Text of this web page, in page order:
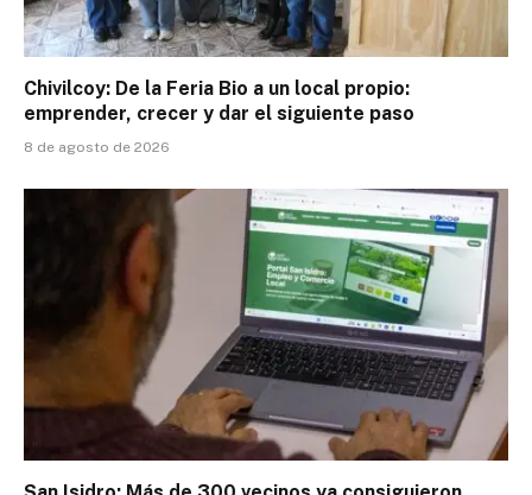
Chivilcoy: De la Feria Bio a un local propio:
emprender, crecer y dar el siguiente paso
8 de agosto de 2026